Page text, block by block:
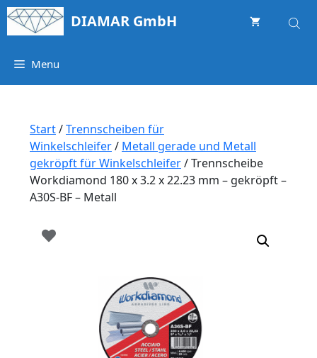
Springe
zum
DIAMAR GmbH
Menu
Start/Trennscheiben für
Winkelschleifer/ Metall gerade und Metall
gekröpft für Winkelschleifer/ Trennscheibe
Workdiamond 180 x 3.2 x 22.23 mm – gekröpft –
A30S-BF – Metall